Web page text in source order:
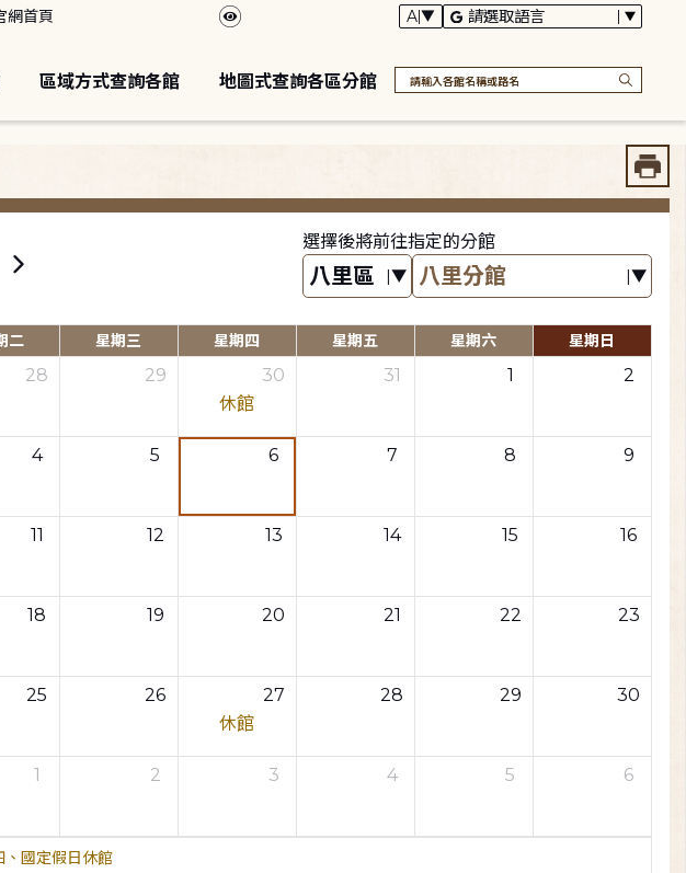
網首頁
區域方式查詢各館 地圖式查詢各區分館
選擇後將前往指定的分館
二 星期三 星期四 星期五 星期六 星期日
28 29
30
休館
31 1 2
4 5 6 7 8 9
11 12 13 14 15 16
18 19 20 21 22 23
25 26
27
休館
28 29 30
1 2 3 4 5 6
國定假日休館